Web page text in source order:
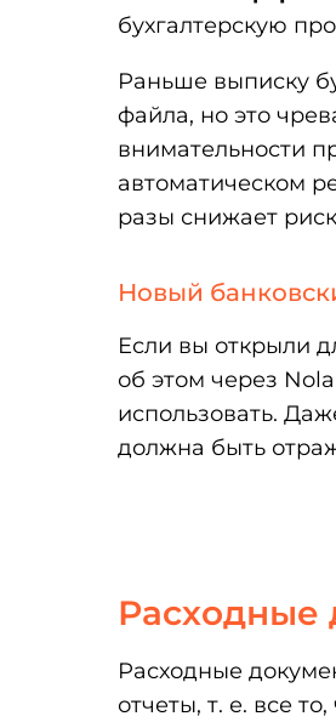
бухгалтерскую
Раньше выписку
файла, но это
внимательности
автоматическом
разы снижает
Новый
Если вы открыли
об этом через
использовать.
должна быть
Расходные
Расходные
отчеты, т. е. все